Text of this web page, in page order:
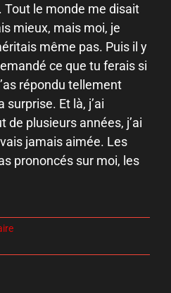
Tout le monde me disait
mieux, mais moi, je
même pas. Puis il y
ce que tu ferais si
répondu tellement
surprise. Et là, j’ai
de plusieurs années, j’ai
jamais aimée. Les
prononcés sur moi, les